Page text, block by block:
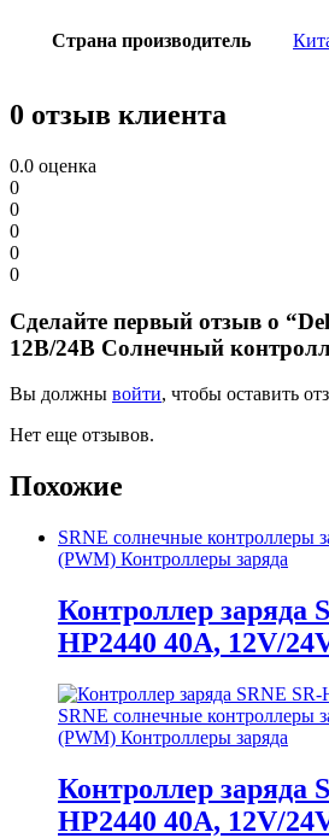
Страна производитель
0 отзыв клиента
0.0 оценка
0
0
0
0
0
Сделайте первый отзыв о
12В/24В Солнечный
Вы должны войти, чтобы оставить
Нет еще отзывов.
Похожие
SRNE солнечные
(PWM) Контроллеры заряда
Контроллер заряда
HP2440 40A, 12V/
SRNE солнечные
(PWM) Контроллеры заряда
Контроллер заряда
HP2440 40A, 12V/